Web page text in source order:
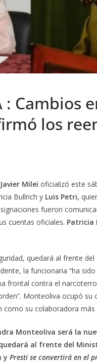
: Cambios
los
Milei oficializó este
Bullrich y Luis Petri,
fueron
cuentas oficiales. Patricia
quedará al frente
la funcionaria “ha
frontal contra el
Monteoliva ocupó su
como su colaboradora más
Monteoliva será la
al frente del
y Presti se convertirá en el